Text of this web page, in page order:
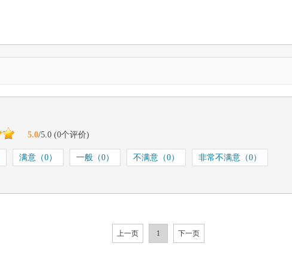
5.0/5.0 (0个评价)
满意（0） 一般（0） 不满意（0） 非常不满意（0）
上一页 1 下一页